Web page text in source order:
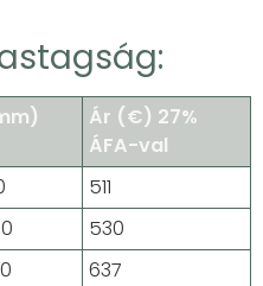
Ár (€) 27%
ÁFA-val
511
530
637